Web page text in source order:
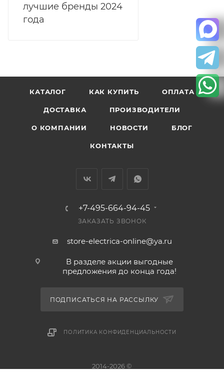
лучшие бренды 2024
года
КАТАЛОГ КАК КУПИТЬ ОПЛАТА
ДОСТАВКА ПРОИЗВОДИТЕЛИ
О КОМПАНИИ НОВОСТИ БЛОГ
КОНТАКТЫ
+7-495-664-94-45
ЗАКАЗАТЬ ЗВОНОК
store-electrica-online@ya.ru
В разделе акции выгодные
предложения до конца года!
ПОДПИСАТЬСЯ НА РАССЫЛКУ
ПОЛИТИКА КОНФИДЕНЦИАЛЬНОСТИ
2014-2026 ©